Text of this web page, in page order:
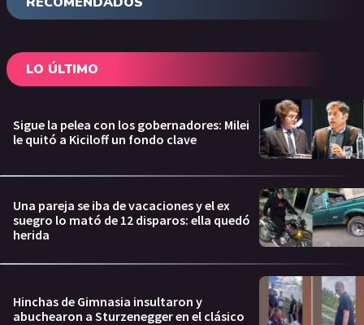
LO ÚLTIMO
Sigue la pelea con los gobernadores: Milei
le quitó a Kiciloff un fondo clave
Una pareja se iba de vacaciones y el ex
suegro lo mató de 12 disparos: ella quedó
herida
Hinchas de Gimnasia insultaron y
abuchearon a Sturzenegger en el clásico